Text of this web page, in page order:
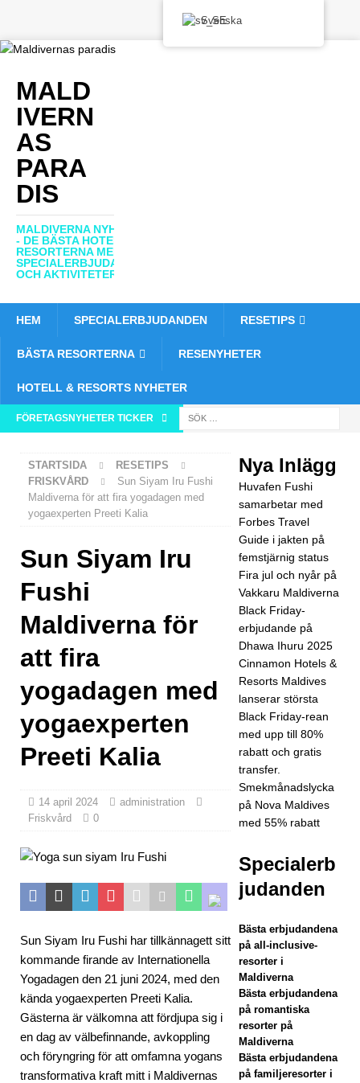
MALD
IVERN
AS
PARA
DIS
MALDIVERNA NYHETER
- DE BÄSTA HOTELLEN,
RESORTERNA MED
SPECIALERBJUDANDEN
OCH AKTIVITETER
HEM SPECIALERBJUDANDEN RESETIPS
BÄSTA RESORTERNA RESENYHETER
HOTELL & RESORTS NYHETER
FÖRETAGSNYHETER TICKER [ 26
er
sam
Forb
el
Guid
e i
jakte
fems
tjärn
ig
STARTSIDA
RESETIPS
FRISKVÅRD
Sun Siyam Iru Fushi
Maldiverna för att fira yogadagen med
yogaexperten Preeti Kalia
Sun Siyam Iru
Fushi
Maldiverna för
att fira
yogadagen med
yogaexperten
Preeti Kalia
14 april 2024
administration
Friskvård
0
Sun Siyam Iru Fushi har tillkännagett sitt
kommande firande av Internationella
Yogadagen den 21 juni 2024, med den
kända yogaexperten Preeti Kalia.
Gästerna är välkomna att fördjupa sig i
en dag av välbefinnande, avkoppling
och föryngring för att omfamna yogans
transformativa kraft mitt i Maldivernas
Nya Inlägg
Huvafen Fushi
samarbetar med
Forbes Travel
Guide i jakten på
femstjärnig status
Fira jul och nyår på
Vakkaru Maldiverna
Black Friday-
erbjudande på
Dhawa Ihuru 2025
Cinnamon Hotels &
Resorts Maldives
lanserar största
Black Friday-rean
med upp till 80%
rabatt och gratis
transfer.
Smekmånadslycka
på Nova Maldives
med 55% rabatt
Specialerb
judanden
Bästa erbjudandena
på all-inclusive-
resorter i
Maldiverna
Bästa erbjudandena
på romantiska
resorter på
Maldiverna
Bästa erbjudandena
på familjeresorter i
Svenska